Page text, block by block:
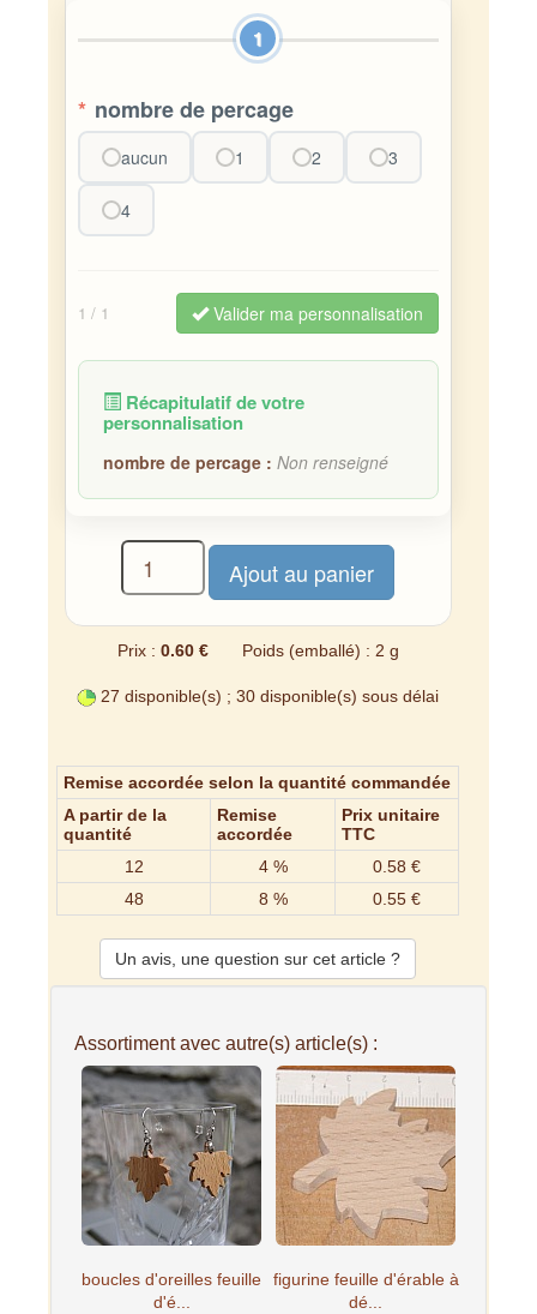
1
* nombre de percage
aucun 1 2 3
4
1 / 1 Valider ma personnalisation
Récapitulatif de votre
personnalisation
nombre de percage : Non renseigné
Prix : 0.60 € Poids (emballé) : 2 g
27 disponible(s) ; 30 disponible(s) sous délai
Remise accordée selon la quantité commandée
A partir de la
quantité
Remise
accordée
Prix unitaire
TTC
12
4 %
0.58 €
48
8 % 0.55 €
Un avis, une question sur cet article ?
Assortiment avec autre(s) article(s) :
boucles d'oreilles feuille
d'é...
figurine feuille d'érable à
dé...